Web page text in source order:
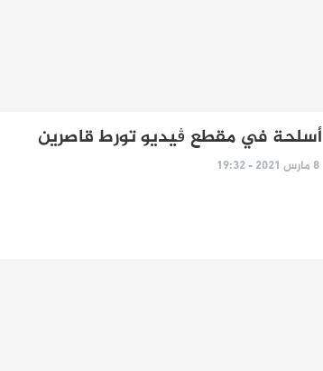
أسلحة في مقطع ڨيديو تورط قاصرين
8 مارس 2021 - 19:32